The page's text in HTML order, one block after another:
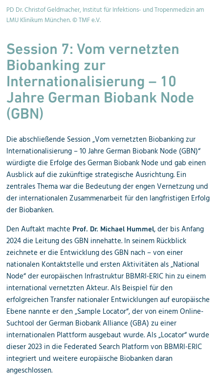
PD Dr. Christof Geldmacher, Institut für Infektions- und Tropenmedizin am
LMU Klinikum München. © TMF e.V.
Session 7:Vom vernetzten
Biobanking zur
Internationalisierung – 10
Jahre German Biobank Node
(GBN)
Die abschließende Session „Vom vernetzten Biobanking zur
Internationalisierung – 10 Jahre German Biobank Node (GBN)“
würdigte die Erfolge des German Biobank Node und gab einen
Ausblick auf die zukünftige strategische Ausrichtung. Ein
zentrales Thema war die Bedeutung der engen Vernetzung und
der internationalen Zusammenarbeit für den langfristigen Erfolg
der Biobanken.
Den Auftakt machte Prof. Dr. Michael Hummel, der bis Anfang
2024 die Leitung des GBN innehatte. In seinem Rückblick
zeichnete er die Entwicklung des GBN nach – von einer
nationalen Kontaktstelle und ersten Aktivitäten als „National
Node“ der europäischen Infrastruktur BBMRI-ERIC hin zu einem
international vernetzten Akteur. Als Beispiel für den
erfolgreichen Transfer nationaler Entwicklungen auf europäische
Ebene nannte er den „Sample Locator“, der von einem Online-
Suchtool der German Biobank Alliance (GBA) zu einer
internationalen Plattform ausgebaut wurde. Als „Locator“ wurde
dieser 2023 in die Federated Search Platform von BBMRI-ERIC
integriert und weitere europäische Biobanken daran
angeschlossen.